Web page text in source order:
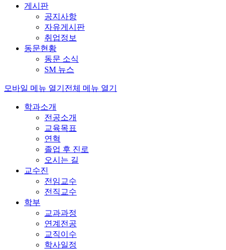
게시판
공지사항
자유게시판
취업정보
동문현황
동문 소식
SM 뉴스
모바일 메뉴 열기 전체 메뉴 열기
학과소개
전공소개
교육목표
연혁
졸업 후 진로
오시는 길
교수진
전임교수
전직교수
학부
교과과정
연계전공
교직이수
학사일정